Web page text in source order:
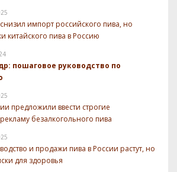
импорт российского пива, но
китайского пива в Россию
пошаговое руководство по
предложили ввести строгие
безалкогольного пива
и продажи пива в России растут, но
для здоровья